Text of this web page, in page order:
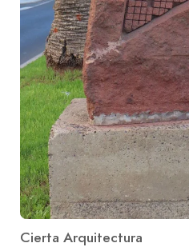
Cierta Arquitectura